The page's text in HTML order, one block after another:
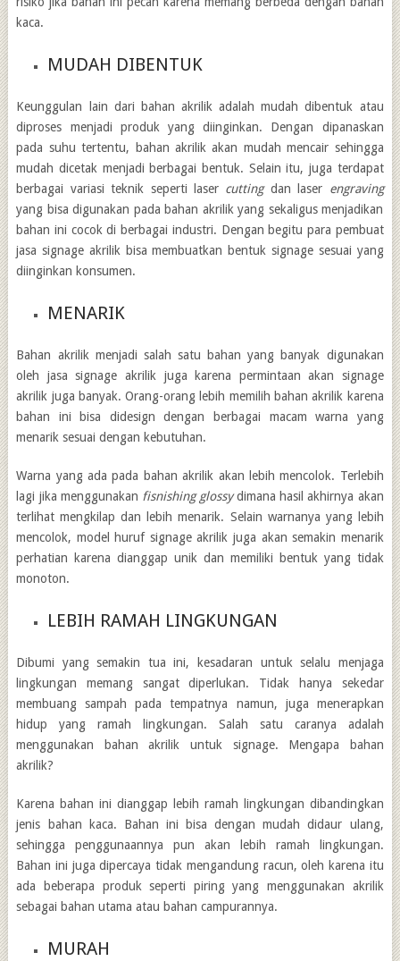
kaca.
MUDAH DIBENTUK
Keunggulan lain dari bahan akrilik adalah mudah dibentuk atau
diproses menjadi produk yang diinginkan. Dengan dipanaskan
pada suhu tertentu, bahan akrilik akan mudah mencair sehingga
mudah dicetak menjadi berbagai bentuk. Selain itu, juga terdapat
berbagai variasi teknik seperti laser cuttingdan laser engraving
yang bisa digunakan pada bahan akrilik yang sekaligus menjadikan
bahan ini cocok di berbagai industri. Dengan begitu para pembuat
jasa signage akrilik bisa membuatkan bentuk signage sesuai yang
diinginkan konsumen.
MENARIK
Bahan akrilik menjadi salah satu bahan yang banyak digunakan
oleh jasa signage akrilik juga karena permintaan akan signage
akrilik juga banyak. Orang-orang lebih memilih bahan akrilik karena
bahan ini bisa didesign dengan berbagai macam warna yang
menarik sesuai dengan kebutuhan.
Warna yang ada pada bahan akrilik akan lebih mencolok. Terlebih
lagi jika menggunakan fisnishing glossydimana hasil akhirnya akan
terlihat mengkilap dan lebih menarik. Selain warnanya yang lebih
mencolok, model huruf signage akrilikjuga akan semakin menarik
perhatian karena dianggap unik dan memiliki bentuk yang tidak
monoton.
LEBIH RAMAH LINGKUNGAN
Dibumi yang semakin tua ini, kesadaran untuk selalu menjaga
lingkungan memang sangat diperlukan. Tidak hanya sekedar
membuang sampah pada tempatnya namun, juga menerapkan
hidup yang ramah lingkungan. Salah satu caranya adalah
menggunakan bahan akrilik untuk signage. Mengapa bahan
akrilik?
Karena bahan ini dianggap lebih ramah lingkungan dibandingkan
jenis bahan kaca. Bahan ini bisa dengan mudah didaur ulang,
sehingga penggunaannya pun akan lebih ramah lingkungan.
Bahan ini juga dipercaya tidak mengandung racun, oleh karena itu
ada beberapa produk seperti piring yang menggunakan akrilik
sebagai bahan utama atau bahan campurannya.
MURAH